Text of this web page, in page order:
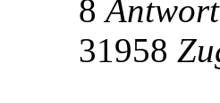
8
31958